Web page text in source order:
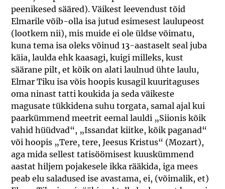
peenikesed sääred). Väikest leevendust tõid
Elmarile võib-olla isa jutud esimesest laulupeost
(lootkem nii), mis muide ei ole üldse võimatu,
kuna tema isa oleks võinud 13-aastaselt seal juba
käia, laulda ehk kaasagi, kuigi milleks, kust
säärane pilt, et kõik on alati laulnud ühte laulu,
Elmar Tiku isa võis hoopis kusagil kuuritaguses
oma ninast tatti koukida ja seda väikeste
magusate tükkidena suhu torgata, samal ajal kui
paarkümmend meetrit eemal lauldi „Siionis kõik
vahid hüüdvad“, „Issandat kiitke, kõik paganad“
või hoopis „Tere, tere, Jeesus Kristus“ (Mozart),
aga mida sellest tatisöömisest kuuskümmend
aastat hiljem pojakesele ikka rääkida, iga mees
peab elu saladused ise avastama, ei, (võimalik, et)